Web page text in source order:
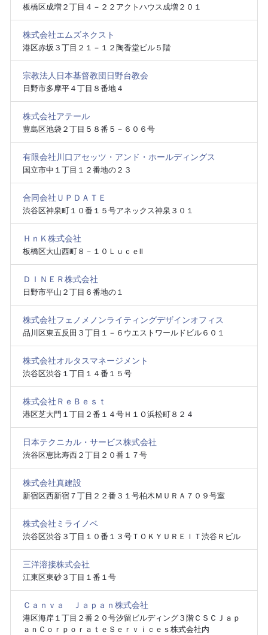
板橋区成増２丁目４－２２アクトハウス成増２０１
株式会社エムズネクスト
港区赤坂３丁目２１－１２陶香堂ビル５階
宗教法人日本基督教団日野台教会
日野市多摩平４丁目８番地４
株式会社アテール
豊島区池袋２丁目５８番５－６０６号
有限会社川口アセッツ・アンド・ホールディングス
国立市中１丁目１２番地の２３
合同会社ＵＰＤＡＴＥ
渋谷区神泉町１０番１５号アネックス神泉３０１
ＨｎＫ株式会社
板橋区大山西町８－１０ＬｕｃｅⅡ
ＤＩＮＥＲ株式会社
日野市平山２丁目６番地の１
株式会社フェノメノンライティングデザインオフィス
品川区東五反田３丁目１－６ウエストワールドビル６０１
株式会社オルタスマネージメント
渋谷区渋谷１丁目１４番１５号
株式会社ＲｅＢｅｓｔ
港区芝大門１丁目２番１４号Ｈ１Ｏ浜松町８２４
日本テクニカル・サービス株式会社
渋谷区恵比寿西２丁目２０番１７号
株式会社真建設
新宿区西新宿７丁目２２番３１号柏木ＭＵＲＡ７０９号室
株式会社ミライノベ
渋谷区渋谷３丁目１０番１３号ＴＯＫＹＵＲＥＩＴ渋谷Ｒビル
三洋溶接株式会社
江東区東砂３丁目１番１号
Ｃａｎｖａ Ｊａｐａｎ株式会社
港区海岸１丁目２番２０号汐留ビルディング３階ＣＳＣＪａｐ
ａｎＣｏｒｐｏｒａｔｅＳｅｒｖｉｃｅｓ株式会社内